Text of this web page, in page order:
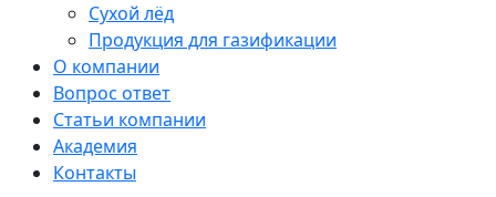
Сухой лёд
Продукция для газификации
О компании
Вопрос ответ
Статьи компании
Академия
Контакты